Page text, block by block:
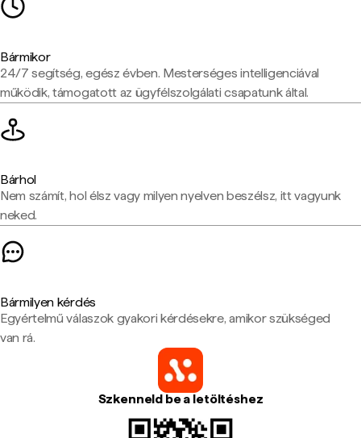
Bármikor
24/7 segítség, egész évben. Mesterséges intelligenciával
működik, támogatott az ügyfélszolgálati csapatunk által.
Bárhol
Nem számít, hol élsz vagy milyen nyelven beszélsz, itt vagyunk
neked.
Bármilyen kérdés
Egyértelmű válaszok gyakori kérdésekre, amikor szükséged
van rá.
Szkenneld be a letöltéshez